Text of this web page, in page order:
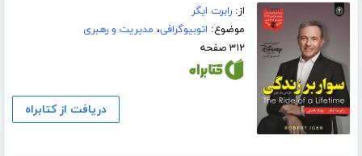
از:رابرت ایگر
موضوع: اتوبیوگرافی، مدیریت و رهبری
۳۱۲ صفحه
دریافت از کتابراه